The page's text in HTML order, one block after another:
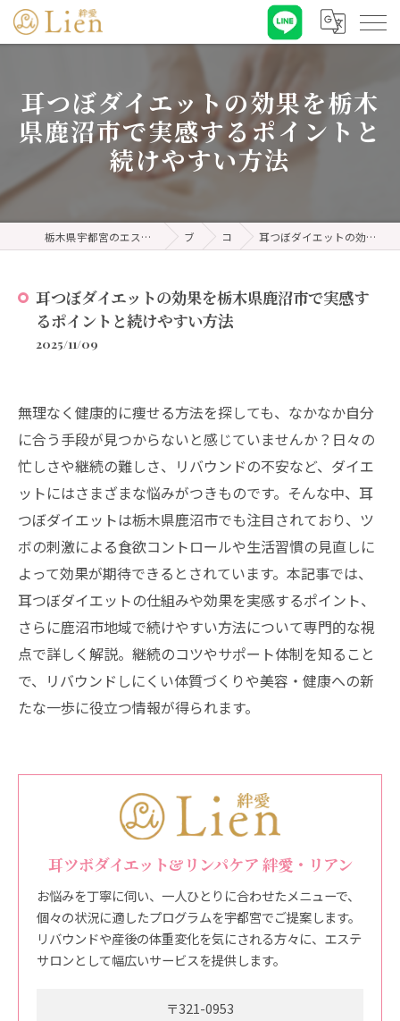
耳つぼダイエットの効果を栃木
県鹿沼市で実感するポイントと
続けやすい方法
栃木県宇都宮のエステなら耳ツボダイエット&リンパケア 絆愛・リアン ブログ コラム 耳つぼダイエットの効果を栃木県鹿沼市で実感するポイントと続けやすい方法
耳つぼダイエットの効果を栃木県鹿沼市で実感す
るポイントと続けやすい方法
2025/11/09
無理なく健康的に痩せる方法を探しても、なかなか自分
に合う手段が見つからないと感じていませんか？日々の
忙しさや継続の難しさ、リバウンドの不安など、ダイエ
ットにはさまざまな悩みがつきものです。そんな中、耳
つぼダイエットは栃木県鹿沼市でも注目されており、ツ
ボの刺激による食欲コントロールや生活習慣の見直しに
よって効果が期待できるとされています。本記事では、
耳つぼダイエットの仕組みや効果を実感するポイント、
さらに鹿沼市地域で続けやすい方法について専門的な視
点で詳しく解説。継続のコツやサポート体制を知ること
で、リバウンドしにくい体質づくりや美容・健康への新
たな一歩に役立つ情報が得られます。
耳ツボダイエット&リンパケア 絆愛・リアン
お悩みを丁寧に伺い、一人ひとりに合わせたメニューで、
個々の状況に適したプログラムを宇都宮でご提案します。
リバウンドや産後の体重変化を気にされる方々に、エステ
サロンとして幅広いサービスを提供します。
〒321-0953